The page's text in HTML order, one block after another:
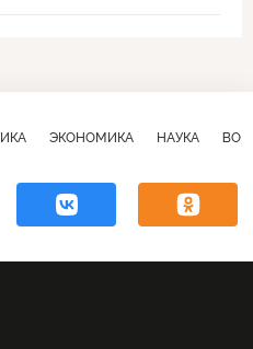
ЭКОНОМИКА НАУКА